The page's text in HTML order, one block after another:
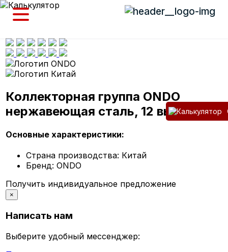
Коллекторная группа ONDO
нержавеющая сталь, 12 выходов
Основные характеристики:
Страна производства: Китай
Бренд: ONDO
Получить индивидуальное предложение
×
Написать нам
Выберите удобный мессенджер: